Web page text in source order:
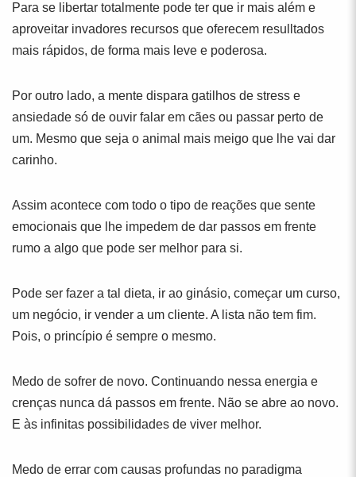
Para se libertar totalmente pode ter que ir mais além e
aproveitar invadores recursos que oferecem resulltados
mais rápidos, de forma mais leve e poderosa.
Por outro lado, a mente dispara gatilhos de stress e
ansiedade só de ouvir falar em cães ou passar perto de
um. Mesmo que seja o animal mais meigo que lhe vai dar
carinho.
Assim acontece com todo o tipo de reações que sente
emocionais que lhe impedem de dar passos em frente
rumo a algo que pode ser melhor para si.
Pode ser fazer a tal dieta, ir ao ginásio, começar um curso,
um negócio, ir vender a um cliente. A lista não tem fim.
Pois, o princípio é sempre o mesmo.
Medo de sofrer de novo. Continuando nessa energia e
crenças nunca dá passos em frente. Não se abre ao novo.
E às infinitas possibilidades de viver melhor.
Medo de errar com causas profundas no paradigma